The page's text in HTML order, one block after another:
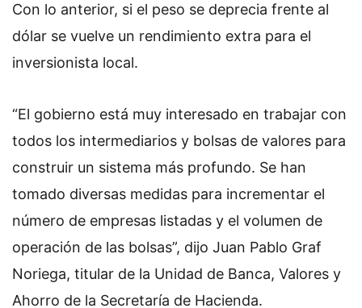
Con lo anterior, si el peso se deprecia frente al
dólar se vuelve un rendimiento extra para el
inversionista local.
“El gobierno está muy interesado en trabajar con
todos los intermediarios y bolsas de valores para
construir un sistema más profundo. Se han
tomado diversas medidas para incrementar el
número de empresas listadas y el volumen de
operación de las bolsas”, dijo Juan Pablo Graf
Noriega, titular de la Unidad de Banca, Valores y
Ahorro de la Secretaría de Hacienda.